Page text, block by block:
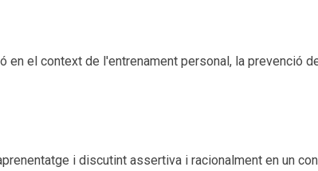
el context de l'entrenament personal, la prevenció
i discutint assertiva i racionalment en un